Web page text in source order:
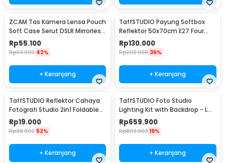
ZCAM Tas Kamera Lensa Pouch
Soft Case Serut DSLR Mirrorless
4 PCS - ZC121
Rp55.100
Rp93.900 42%
+ Keranjang
TaffSTUDIO Payung Softbox
Reflektor 50x70cm E27 Four
Lamp Socket - KS65
Rp130.000
Rp200.900 36%
+ Keranjang
TaffSTUDIO Reflektor Cahaya
Fotografi Studio 2in1 Foldable
60cm - YE-R110
Rp19.000
Rp38.900 52%
+ Keranjang
TaffSTUDIO Foto Studio
Lighting Kit with Backdrop - LD-
TZ11A
Rp659.900
Rp809.900 19%
+ Keranjang